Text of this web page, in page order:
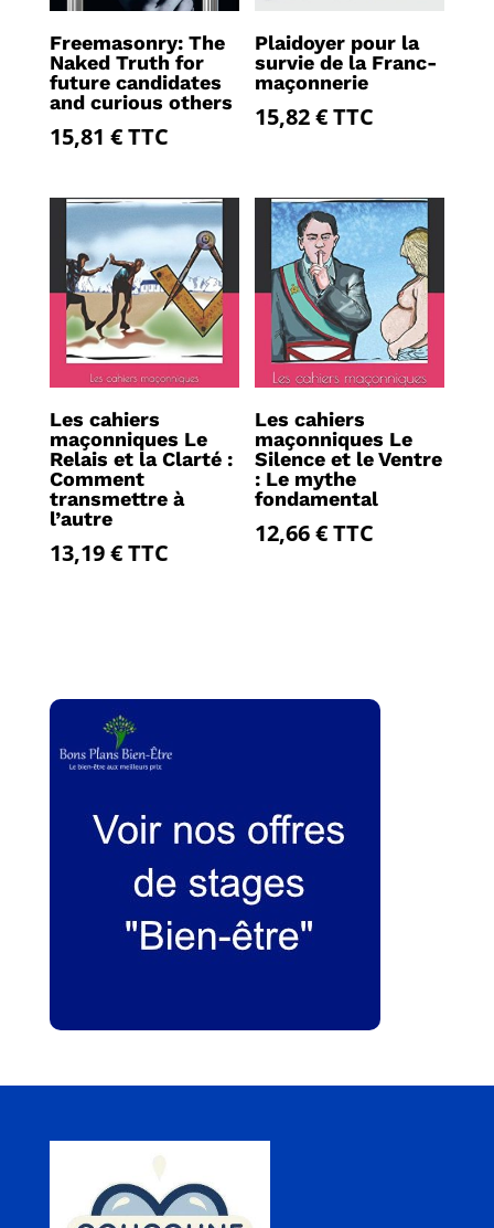
Freemasonry: The
Naked Truth for
future candidates
and curious others
15,81 €TTC
Plaidoyer pour la
survie de la Franc-
maçonnerie
15,82€TTC
Les cahiers
maçonniques Le
Relais et la Clarté :
Comment
transmettre à
l’autre
13,19€TTC
Les cahiers
maçonniques Le
Silence et le Ventre
: Le mythe
fondamental
12,66€TTC